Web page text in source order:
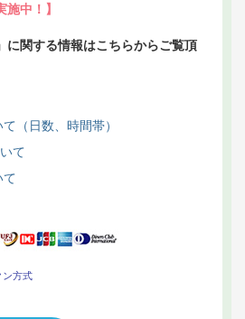
施中！】
に関する情報はこちらからご覧頂
（日数、時間帯）
て
て
ン方式